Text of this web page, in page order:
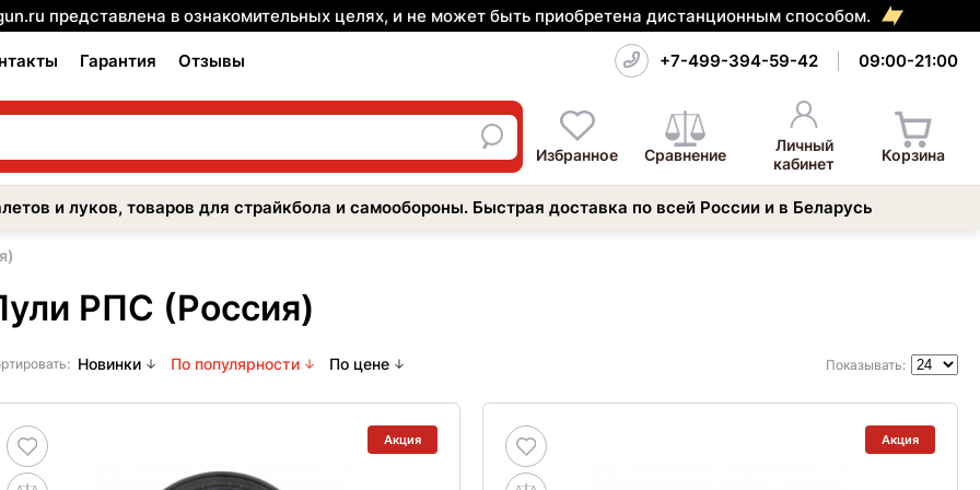
представлена в ознакомительных целях, и не может быть приобретена дистанционным способом.
Гарантия Отзывы +7-499-394-59-42 09:00-21:00
Избранное Сравнение
Личный
кабинет
Корзина
и луков, товаров для страйкбола и самообороны. Быстрая доставка по всей России и в Беларусь
РПС (Россия)
Новинки По популярности По цене Показывать:
Акция Акция